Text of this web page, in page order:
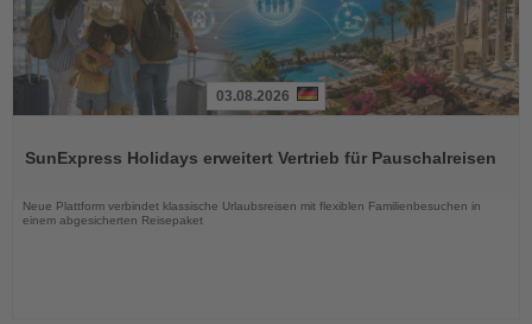
die
03.08.2026
SunExpress Holidays erweitert Vertrieb für Pauschalreisen
Neue Plattform verbindet klassische Urlaubsreisen mit flexiblen Familienbesuchen in
einem abgesicherten Reisepaket